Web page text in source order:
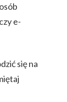
e-
się na